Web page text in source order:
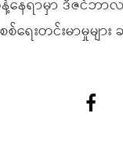
ရာမှာ ဒီဇင်ဘာလ
ရေးတင်းမာမှုမျ